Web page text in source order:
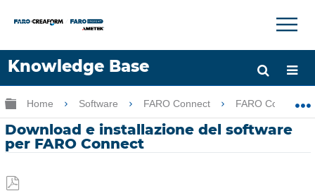
Knowledge Base
Lingua
Chiedere aiuto Accesso
×
Ingrandisci/riduci gerarchia globale
Home Software FARO Connect FARO Connect
Download e installazione del software
per FARO Connect